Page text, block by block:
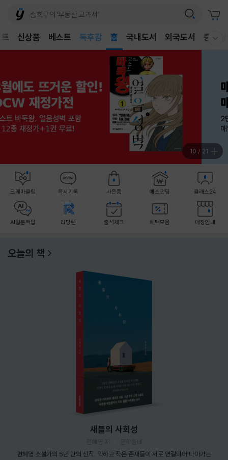
신상품 베스트
독후감
어린이
홈 국내도서 외국도서 중고샵
11 / 21
크레마클럽 독서기록 사은품 예스펀딩 클래스24
AI일문백답 리딩런 출석체크 혜택모음 매장안내
오늘의 책
새들의 사회성
편혜영 소설가의 5년 만의 신작. 약하고 작은 존재들이 서로 연결되어 나아가는